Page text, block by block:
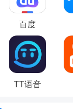
百度
TT语音